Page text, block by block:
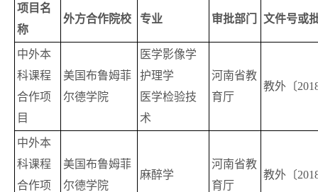
项目名
称
外方合作院校 专业 审批部门 文件号或
中外本
科课程
合作项
目
美国布鲁姆菲
尔德学院
医学影像学
护理学
医学检验技
术
河南省教
育厅
教外〔
中外本
科课程
合作项
美国布鲁姆菲
尔德学院
麻醉学
河南省教
育厅
教外〔